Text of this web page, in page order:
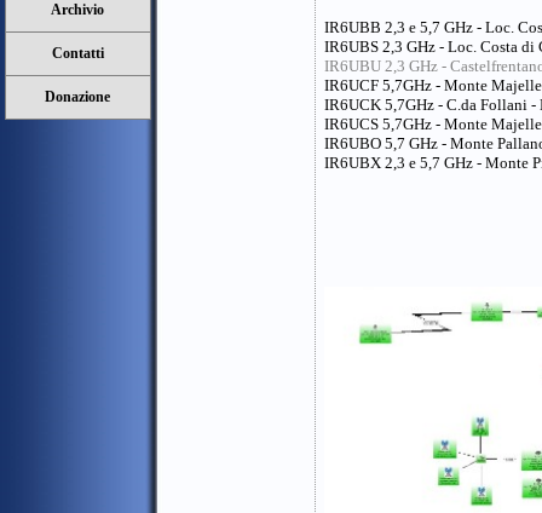
Archivio
Contatti
Donazione
IR6UBB 2,3 e 5,7 GHz - Loc.
IR6UBS 2,3 GHz - Loc. Costa
IR6UBU 2,3 GHz -
IR6UCF 5,7GHz - Monte
IR6UCK 5,7GHz - C.da Follani -
IR6UCS 5,7GHz - Monte
IR6UBO 5,7 GHz - Monte
IR6UBX 2,3 e 5,7 GHz - Monte